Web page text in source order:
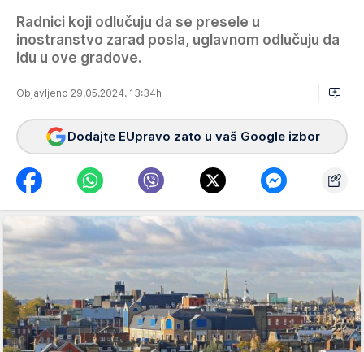
Radnici koji odlučuju da se presele u
inostranstvo zarad posla, uglavnom odlučuju da
idu u ove gradove.
Objavljeno 29.05.2024. 13:34h
Dodajte EUpravo zato u vaš Google izbor